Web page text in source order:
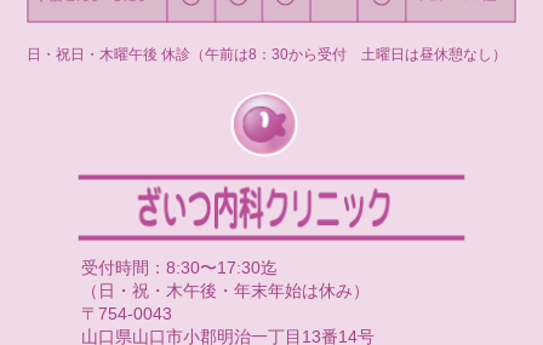
日・祝日・木曜午後 休診（午前は8：30から受付 土曜日は昼休憩なし）
受付時間：8:30〜17:30迄
（日・祝・木午後・年末年始は休み）
〒754-0043
山口県山口市小郡明治一丁目13番14号